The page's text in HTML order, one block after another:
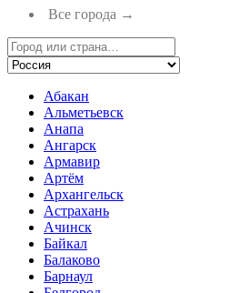
Все города →
Абакан
Альметьевск
Анапа
Ангарск
Армавир
Артём
Архангельск
Астрахань
Ачинск
Байкал
Балаково
Барнаул